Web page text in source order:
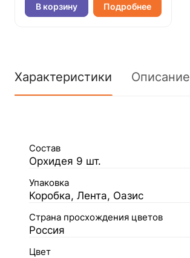
В корзину Подробнее
Характеристики Описание
Состав
Орхидея 9 шт.
Упаковка
Коробка, Лента, Оазис
Страна просхождения цветов
Россия
Цвет